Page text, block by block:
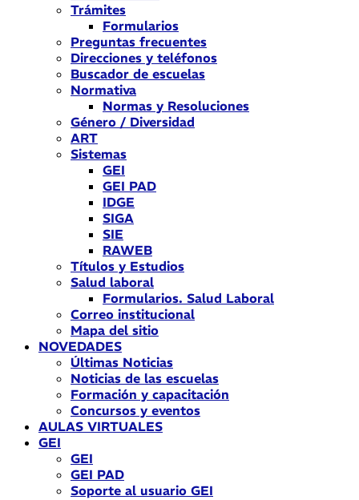
Trámites
Formularios
Preguntas frecuentes
Direcciones y teléfonos
Buscador de escuelas
Normativa
Normas y Resoluciones
Género / Diversidad
ART
Sistemas
GEI
GEI PAD
IDGE
SIGA
SIE
RAWEB
Títulos y Estudios
Salud laboral
Formularios. Salud Laboral
Correo institucional
Mapa del sitio
NOVEDADES
Últimas Noticias
Noticias de las escuelas
Formación y capacitación
Concursos y eventos
AULAS VIRTUALES
GEI
GEI
GEI PAD
Soporte al usuario GEI